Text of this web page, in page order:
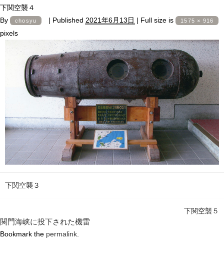
下関空襲４
By
chosyu | Published 2021年6月13日 | Full size is 1575 × 916
pixels
下関空襲３
下関空襲５
関門海峡に投下された機雷
Bookmark the permalink